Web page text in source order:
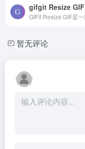
gifgit Resize GIF
暂无评论